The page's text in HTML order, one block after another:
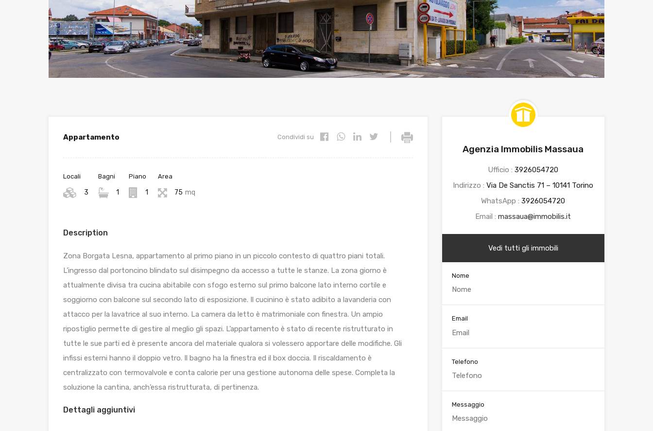
Appartamento Condividi su
Locali
3
Bagni
1
Piano
1
Area
75 mq
Description
Zona Borgata Lesna, appartamento al primo piano in un piccolo contesto di quattro piani totali.
L’ingresso dal portoncino blindato sul disimpegno da accesso a tutte le stanze. La zona giorno è
attualmente divisa tra cucina abitabile con sfogo esterno sul primo balcone lato interno cortile e
soggiorno con balcone sul secondo lato di esposizione. Il cucinino è stato adibito a lavanderia con
attacco per la lavatrice al suo interno. La camera da letto è matrimoniale con finestra. Un ampio
ripostiglio permette di gestire al meglio gli spazi. L’appartamento è stato di recente ristrutturato in
tutte le sue parti ed è presente ancora del materiale qualora si volessero apportare delle modifiche. Gli
infissi esterni hanno il doppio vetro. Il bagno ha la finestra ed il box doccia. Il riscaldamento è
centralizzato con termovalvole e conta calorie per una gestione autonoma delle spese. Completa la
soluzione la cantina, anch’essa ristrutturata, di pertinenza.
Dettagli aggiuntivi
Agenzia Immobilis Massaua
Ufficio :3926054720
Indirizzo :Via De Sanctis 71 – 10141 Torino
WhatsApp :3926054720
Email :massaua@immobilis.it
Vedi tutti gli immobili
Nome
Email
Telefono
Messaggio